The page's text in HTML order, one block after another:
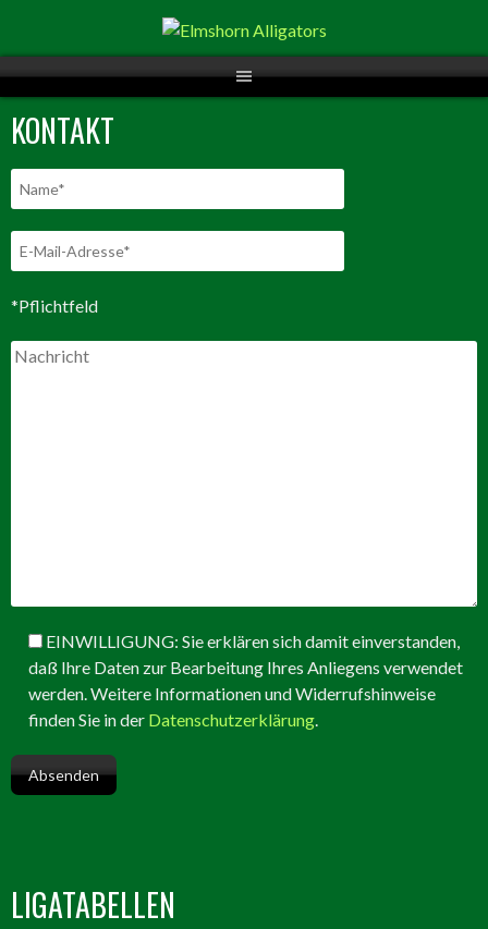
Inhalt
KONTAKT
*Pflichtfeld
EINWILLIGUNG: Sie erklären sich damit einverstanden,
daß Ihre Daten zur Bearbeitung Ihres Anliegens verwendet
werden. Weitere Informationen und Widerrufshinweise
finden Sie in der Datenschutzerklärung.
LIGATABELLEN